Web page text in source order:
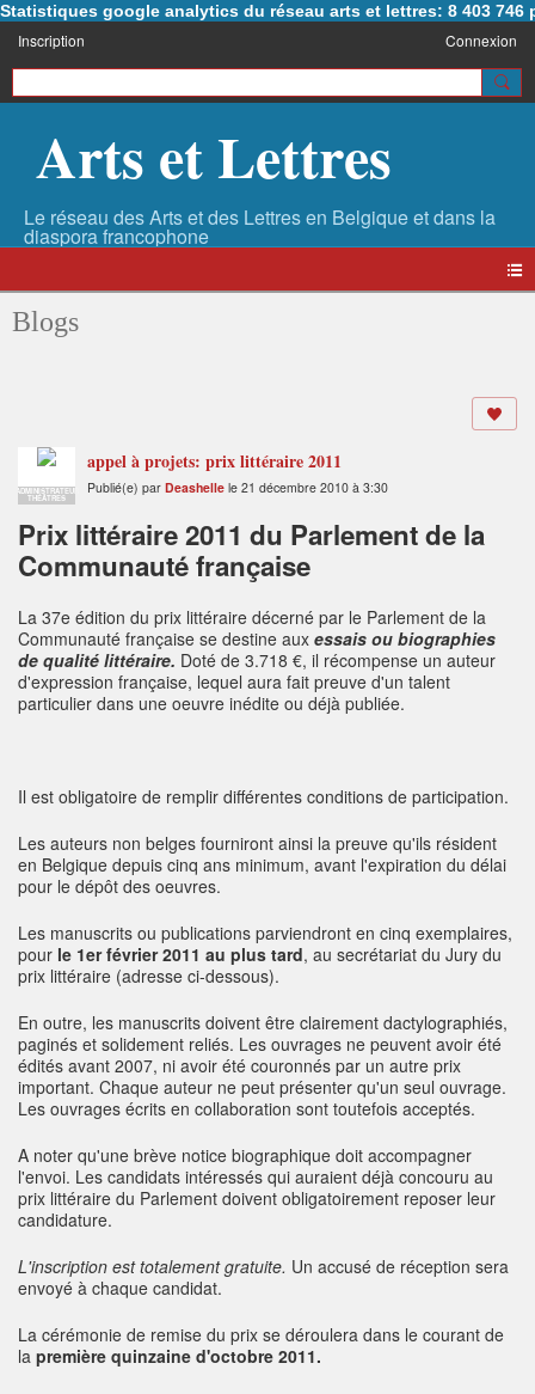
Statistiques google analytics du réseau arts et lettres: 8 403 746
Inscription Connexion
Arts et Lettres
Blogs
ADMINISTRATEUR
THÉÂTRES
appel à projets: prix littéraire 2011
Publié(e) par Deashelle le 21 décembre 2010 à 3:30
Prix littéraire 2011 du Parlement de la
Communauté française
La 37e édition du prix littéraire décerné par le Parlement de la
Communauté française se destine aux essais ou biographies
de qualité littéraire. Doté de 3.718 €, il récompense un auteur
d'expression française, lequel aura fait preuve d'un talent
particulier dans une oeuvre inédite ou déjà publiée.
Il est obligatoire de remplir différentes conditions de participation.
Les auteurs non belges fourniront ainsi la preuve qu'ils résident
en Belgique depuis cinq ans minimum, avant l'expiration du délai
pour le dépôt des oeuvres.
Les manuscrits ou publications parviendront en cinq exemplaires,
pour le 1er février 2011 au plus tard, au secrétariat du Jury du
prix littéraire (adresse ci-dessous).
En outre, les manuscrits doivent être clairement dactylographiés,
paginés et solidement reliés. Les ouvrages ne peuvent avoir été
édités avant 2007, ni avoir été couronnés par un autre prix
important. Chaque auteur ne peut présenter qu'un seul ouvrage.
Les ouvrages écrits en collaboration sont toutefois acceptés.
A noter qu'une brève notice biographique doit accompagner
l'envoi. Les candidats intéressés qui auraient déjà concouru au
prix littéraire du Parlement doivent obligatoirement reposer leur
candidature.
L'inscription est totalement gratuite. Un accusé de réception sera
envoyé à chaque candidat.
La cérémonie de remise du prix se déroulera dans le courant de
la première quinzaine d'octobre 2011.